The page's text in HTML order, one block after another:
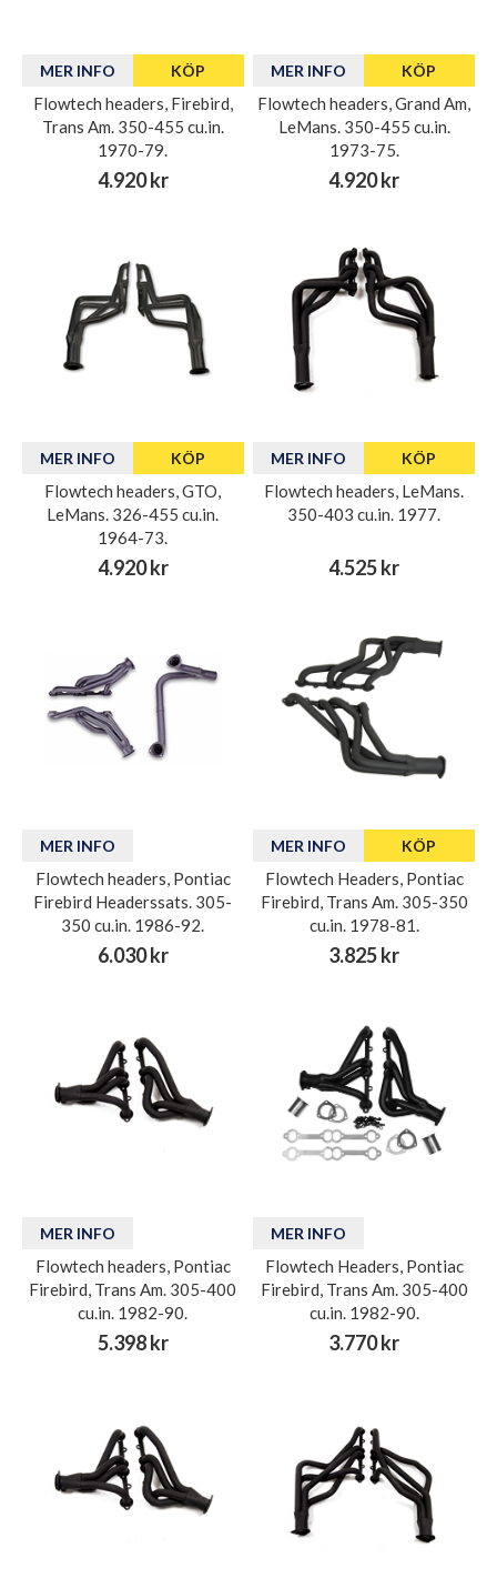
MER INFO KÖP
Flowtech headers, Firebird,
Trans Am. 350-455 cu.in.
1970-79.
4.920 kr
MER INFO KÖP
Flowtech headers, Grand Am,
LeMans. 350-455 cu.in.
1973-75.
4.920 kr
MER INFO KÖP
Flowtech headers, GTO,
LeMans. 326-455 cu.in.
1964-73.
4.920 kr
MER INFO KÖP
Flowtech headers, LeMans.
350-403 cu.in. 1977.
4.525 kr
MER INFO
Flowtech headers, Pontiac
Firebird Headerssats. 305-
350 cu.in. 1986-92.
6.030 kr
MER INFO KÖP
Flowtech Headers, Pontiac
Firebird, Trans Am. 305-350
cu.in. 1978-81.
3.825 kr
MER INFO
Flowtech headers, Pontiac
Firebird, Trans Am. 305-400
cu.in. 1982-90.
5.398 kr
MER INFO
Flowtech Headers, Pontiac
Firebird, Trans Am. 305-400
cu.in. 1982-90.
3.770 kr